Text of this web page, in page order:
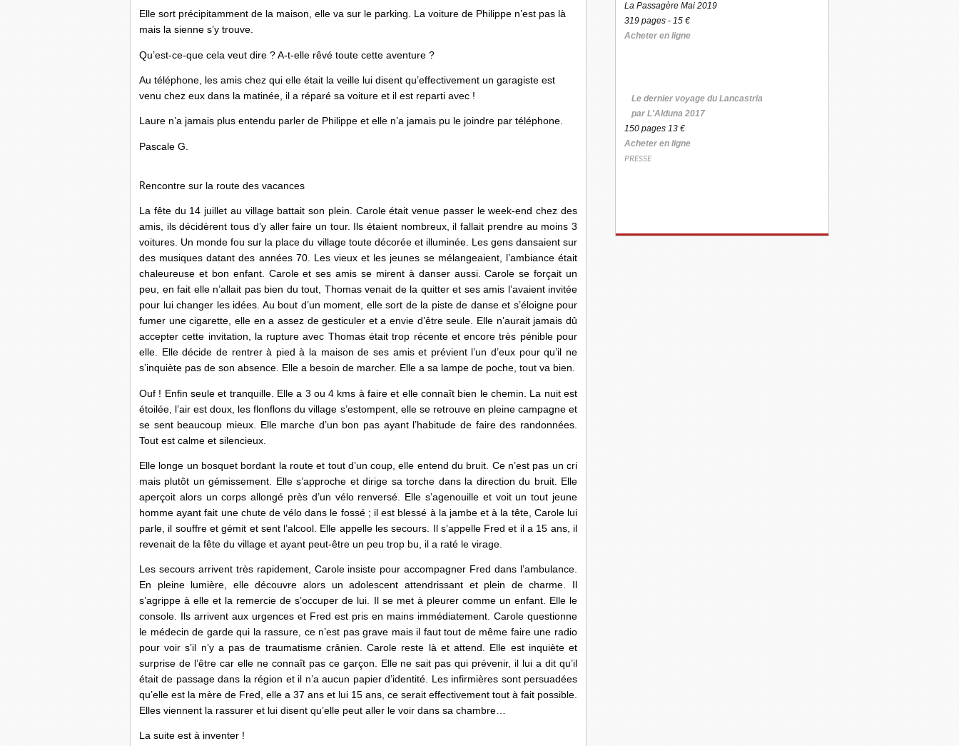
Elle sort précipitamment de la maison, elle va sur le parking. La voiture de Philippe n’est pas là
mais la sienne s’y trouve.
Qu’est-ce-que cela veut dire ? A-t-elle rêvé toute cette aventure ?
Au téléphone, les amis chez qui elle était la veille lui disent qu’effectivement un garagiste est
venu chez eux dans la matinée, il a réparé sa voiture et il est reparti avec !
Laure n’a jamais plus entendu parler de Philippe et elle n’a jamais pu le joindre par téléphone.
Pascale G.
Rencontre sur la route des vacances
La fête du 14 juillet au village battait son plein. Carole était venue passer le week-end chez des
amis, ils décidèrent tous d’y aller faire un tour. Ils étaient nombreux, il fallait prendre au moins 3
voitures. Un monde fou sur la place du village toute décorée et illuminée. Les gens dansaient sur
des musiques datant des années 70. Les vieux et les jeunes se mélangeaient, l’ambiance était
chaleureuse et bon enfant. Carole et ses amis se mirent à danser aussi. Carole se forçait un
peu, en fait elle n’allait pas bien du tout, Thomas venait de la quitter et ses amis l’avaient invitée
pour lui changer les idées. Au bout d’un moment, elle sort de la piste de danse et s’éloigne pour
fumer une cigarette, elle en a assez de gesticuler et a envie d’être seule. Elle n’aurait jamais dû
accepter cette invitation, la rupture avec Thomas était trop récente et encore très pénible pour
elle. Elle décide de rentrer à pied à la maison de ses amis et prévient l’un d’eux pour qu’il ne
s’inquiète pas de son absence. Elle a besoin de marcher. Elle a sa lampe de poche, tout va bien.
Ouf ! Enfin seule et tranquille. Elle a 3 ou 4 kms à faire et elle connaît bien le chemin. La nuit est
étoilée, l’air est doux, les flonflons du village s’estompent, elle se retrouve en pleine campagne et
se sent beaucoup mieux. Elle marche d’un bon pas ayant l’habitude de faire des randonnées.
Tout est calme et silencieux.
Elle longe un bosquet bordant la route et tout d’un coup, elle entend du bruit. Ce n’est pas un cri
mais plutôt un gémissement. Elle s’approche et dirige sa torche dans la direction du bruit. Elle
aperçoit alors un corps allongé près d’un vélo renversé. Elle s’agenouille et voit un tout jeune
homme ayant fait une chute de vélo dans le fossé ; il est blessé à la jambe et à la tête, Carole lui
parle, il souffre et gémit et sent l’alcool. Elle appelle les secours. Il s’appelle Fred et il a 15 ans, il
revenait de la fête du village et ayant peut-être un peu trop bu, il a raté le virage.
Les secours arrivent très rapidement, Carole insiste pour accompagner Fred dans l’ambulance.
En pleine lumière, elle découvre alors un adolescent attendrissant et plein de charme. Il
s’agrippe à elle et la remercie de s’occuper de lui. Il se met à pleurer comme un enfant. Elle le
console. Ils arrivent aux urgences et Fred est pris en mains immédiatement. Carole questionne
le médecin de garde qui la rassure, ce n’est pas grave mais il faut tout de même faire une radio
pour voir s’il n’y a pas de traumatisme crânien. Carole reste là et attend. Elle est inquiète et
surprise de l’être car elle ne connaît pas ce garçon. Elle ne sait pas qui prévenir, il lui a dit qu’il
était de passage dans la région et il n’a aucun papier d’identité. Les infirmières sont persuadées
qu’elle est la mère de Fred, elle a 37 ans et lui 15 ans, ce serait effectivement tout à fait possible.
Elles viennent la rassurer et lui disent qu’elle peut aller le voir dans sa chambre…
La suite est à inventer !
La Passagère Mai 2019
319 pages - 15 €
Acheter en ligne
Le dernier voyage du Lancastria
par L'Alduna 2017
150 pages 13 €
Acheter en ligne
PRESSE